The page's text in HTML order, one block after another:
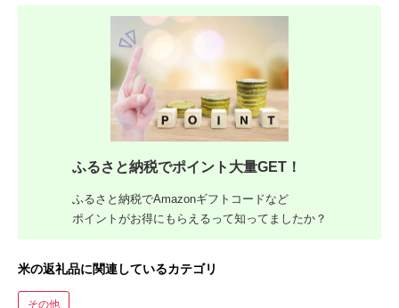
ふるさと納税でポイント大量GET！
ふるさと納税でAmazonギフトコードなど
ポイントがお得にもらえるって知ってましたか？
米の返礼品に関連しているカテゴリ
その他